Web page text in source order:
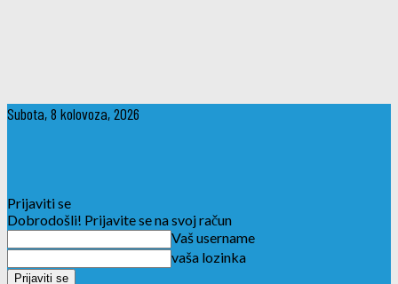
Subota, 8 kolovoza, 2026
Prijaviti se
Dobrodošli! Prijavite se na svoj račun
Vaš username
vaša lozinka